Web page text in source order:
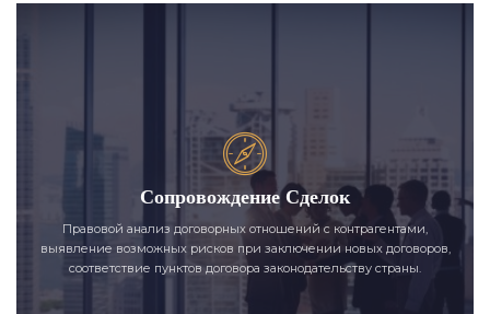
Сопровождение Сделок
Правовой анализ договорных отношений с контрагентами,
выявление возможных рисков при заключении новых договоров,
соответствие пунктов договора законодательству страны.